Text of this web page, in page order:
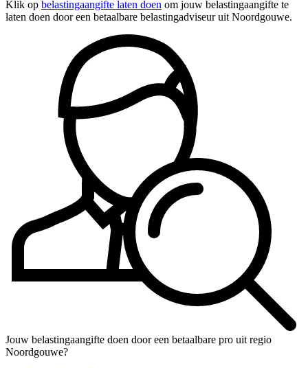
Klik op belastingaangifte laten doen om jouw belastingaangifte te
laten doen door een betaalbare belastingadviseur uit Noordgouwe.
Jouw belastingaangifte doen door een betaalbare pro uit regio
Noordgouwe?